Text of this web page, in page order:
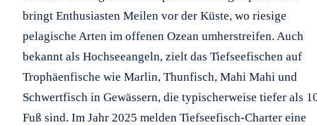
bringt Enthusiasten Meilen vor der Küste, wo riesige
pelagische Arten im offenen Ozean umherstreifen. Auch
bekannt als Hochseeangeln, zielt das Tiefseefischen auf
Trophäenfische wie Marlin, Thunfisch, Mahi Mahi und
Schwertfisch in Gewässern, die typischerweise tiefer als
Fuß sind. Im Jahr 2025 melden Tiefseefisch-Charter eine